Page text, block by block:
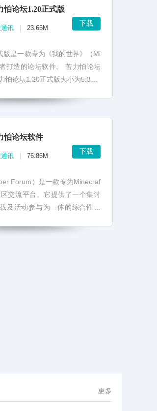
怕论坛1.20正式版
讯 23.65M
下载
版是一款专为《我的世界》（Mi
论坛软件。 苦力怕论坛
怕论坛软件
讯 76.86M
下载
Forum）是一款专为Minecraf
交流平台。它提供了一个集讨
及活动参与为一体的综合性平
更多